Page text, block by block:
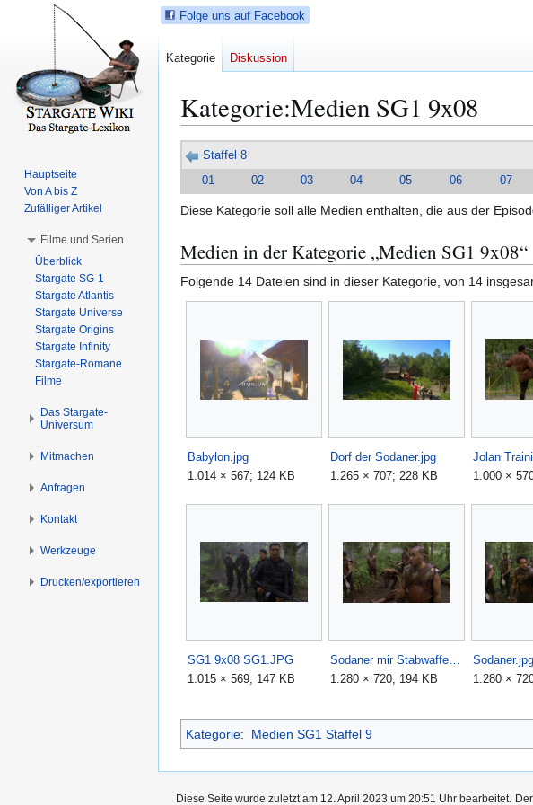
Kategorie:Medien SG1 9x08
u
N
v
i
g
g
u
S
c
h
e
Staffel 8
01
02 03 04 05 06 07
Diese Kategorie soll alle Medien enthalten, die aus der
Medien in der Kategorie „Medien SG1 9x08“
Folgende 14 Dateien sind in dieser Kategorie, von 14
Babylon.jpg
1.014 × 567; 124 KB
Dorf der Sodaner.jpg
1.265 × 707; 228 KB
Jolan
1.000 ×
SG1 9x08 SG1.JPG
1.015 × 569; 147 KB
1.280 × 720; 194 KB
Sodaner.jpg
1.280 ×
Kategorie: Medien SG1 Staffel 9
Folge uns auf Facebook
Kategorie Diskussion
Hauptseite
Von A bis Z
Zufälliger Artikel
Filme und Serien
Überblick
Stargate SG-1
Stargate Atlantis
Stargate Universe
Stargate Origins
Stargate Infinity
Stargate-Romane
Filme
Das Stargate-
Universum
Mitmachen
Anfragen
Kontakt
Werkzeuge
Drucken/­exportieren
Diese Seite wurde zuletzt am 12. April 2023 um 20:51 Uhr bearbeitet.